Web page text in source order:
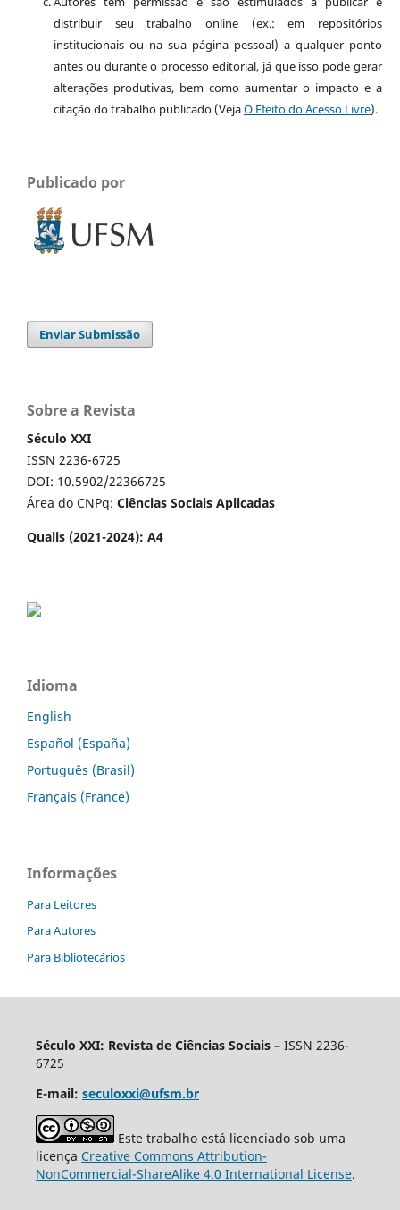
distribuir seu trabalho online (ex.: em repositórios
institucionais ou na sua página pessoal) a qualquer ponto
antes ou durante o processo editorial, já que isso pode gerar
alterações produtivas, bem como aumentar o impacto e a
citação do trabalho publicado (VejaO Efeito do Acesso Livre).
Publicado por
Enviar Submissão
Sobre a Revista
Século XXI
ISSN 2236-6725
DOI: 10.5902/22366725
Área do CNPq: Ciências Sociais Aplicadas
Qualis (2021-2024): A4
Idioma
English
Español (España)
Português (Brasil)
Français (France)
Informações
Para Leitores
Para Autores
Para Bibliotecários
Século XXI: Revista de Ciências Sociais – ISSN 2236-
6725
E-mail: seculoxxi@ufsm.br
Este trabalho está licenciado sob uma
licença Creative Commons Attribution-
NonCommercial-ShareAlike 4.0 International License.